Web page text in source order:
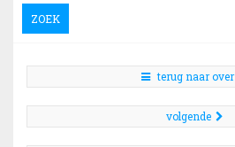
ZOEK
terug naar
volgende